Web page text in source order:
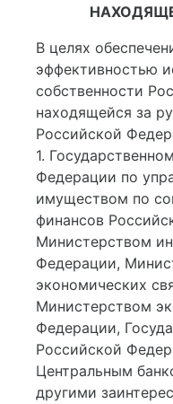
В целях
эффективностью
собственности
находящейся за
Российской
1.
Федерации по
имуществом по
финансов
Министерством
Федерации,
экономических
Министерством
Федерации,
Российской
Центральным
другими